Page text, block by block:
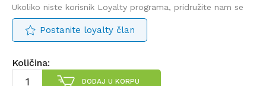
Ukoliko niste korisnik Loyalty programa, pridružite nam se
Postanite loyalty član
Količina:
DODAJ U KORPU